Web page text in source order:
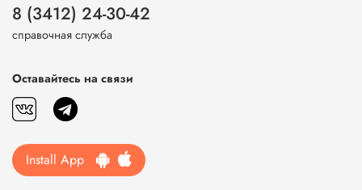
8 (3412) 24-30-42
справочная служба
Оставайтесь на связи
Install App